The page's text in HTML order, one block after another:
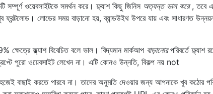
সম্পূর্ণ ওয়েবসাইটকে সমর্থন করে। ফ্ল্যাশ কিছু জিনিস অত্যন্ত ভাল করে, তবে
ফ্রন্টলোড। লোডের সময় বাড়ানো হয়, ব্যান্ডউইথ উপরে যায় এবং সাধারণত
ক্ষেত্রে ফ্ল্যাশ বিবেচিত বলে ভাল। বিদ্যমান মার্কআপ বাড়ানোরপরিবর্তে ফ্ল্যাশ
পুরো ওয়েবসাইট লেখেন না। এটি কোনও উন্নতি, বিকল্প নয় not
বাছাই করতে পারবে না। তাদের অনুমতি দেওয়ার জন্য আপনাকে খুব কঠোর